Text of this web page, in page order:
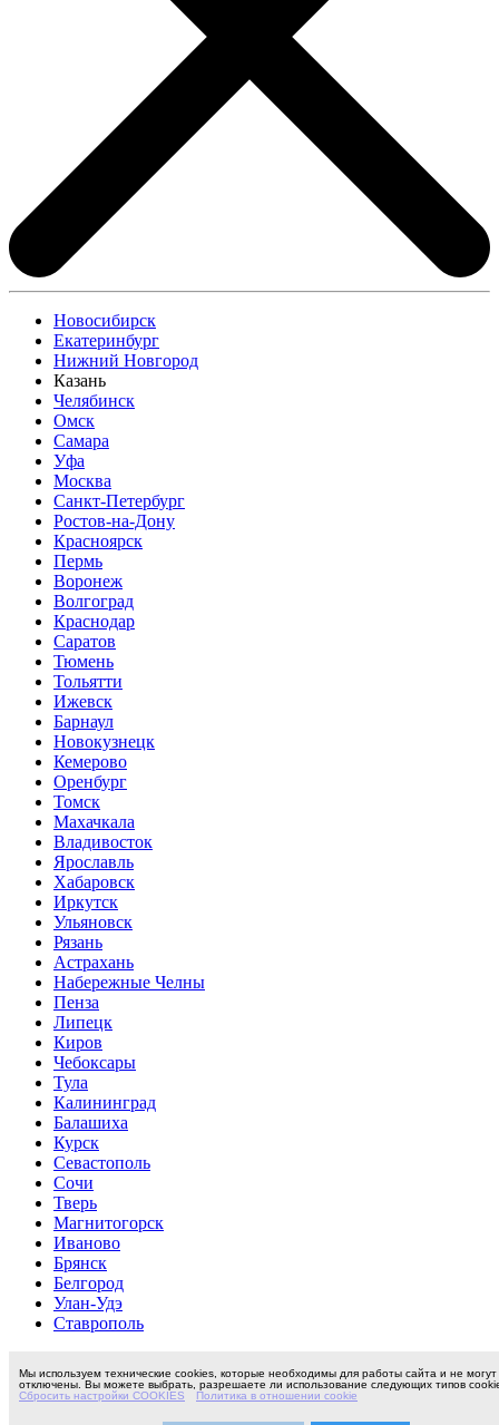
Новосибирск
Екатеринбург
Нижний Новгород
Казань
Челябинск
Омск
Самара
Уфа
Москва
Санкт-Петербург
Ростов-на-Дону
Красноярск
Пермь
Воронеж
Волгоград
Краснодар
Саратов
Тюмень
Тольятти
Ижевск
Барнаул
Новокузнецк
Кемерово
Оренбург
Томск
Махачкала
Владивосток
Ярославль
Хабаровск
Иркутск
Ульяновск
Рязань
Астрахань
Набережные Челны
Пенза
Липецк
Киров
Чебоксары
Тула
Калининград
Балашиха
Курск
Севастополь
Сочи
Тверь
Магнитогорск
Иваново
Брянск
Белгород
Улан-Удэ
Ставрополь
Мы используем технические cookies, которые необходимы для работы сайта и не могут
отключены. Вы можете выбрать, разрешаете ли использование следующих типов
Сбросить настройки COOKIES
Политика в отношении cookie